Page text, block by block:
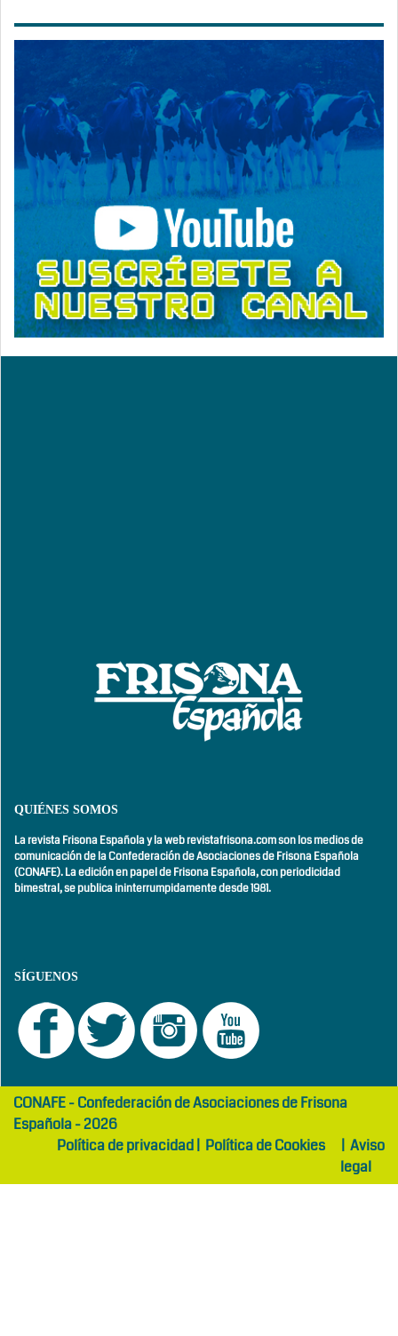
QUIÉNES SOMOS
La revista Frisona Española y la web revistafrisona.com son los medios de
comunicación de la Confederación de Asociaciones de Frisona Española
(CONAFE). La edición en papel de Frisona Española, conperiodicidad
bimestral,se publica ininterrumpidamente desde 1981.
SÍGUENOS
girls
abaya
maltepe
otelCONAFE - Confederación de Asociaciones de Frisona
Española - 2026
Política de privacidad| Política de Cookies | Aviso
legal